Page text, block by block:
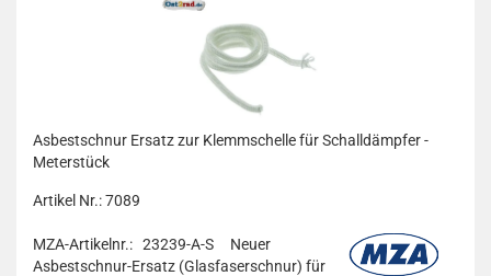
Asbestschnur Ersatz zur Klemmschelle für Schalldämpfer -
Meterstück
Artikel Nr.: 7089
MZA-Artikelnr.: 23239-A-S
Neuer
Asbestschnur-Ersatz (Glasfaserschnur) für